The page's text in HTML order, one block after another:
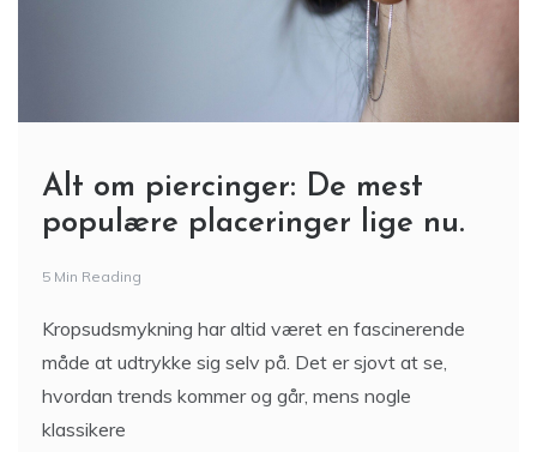
Alt om piercinger: De mest
populære placeringer lige nu.
5 Min Reading
Kropsudsmykning har altid været en fascinerende
måde at udtrykke sig selv på. Det er sjovt at se,
hvordan trends kommer og går, mens nogle
klassikere